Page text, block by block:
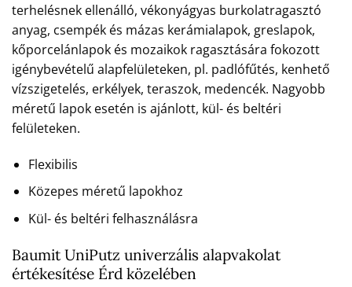
terhelésnek ellenálló, vékonyágyas burkolatragasztó
anyag, csempék és mázas kerámialapok, greslapok,
kőporcelánlapok és mozaikok ragasztására fokozott
igénybevételű alapfelületeken, pl. padlófűtés, kenhető
vízszigetelés, erkélyek, teraszok, medencék. Nagyobb
méretű lapok esetén is ajánlott, kül- és beltéri
felületeken.
Flexibilis
Közepes méretű lapokhoz
Kül- és beltéri felhasználásra
Baumit UniPutz univerzális alapvakolat
értékesítése Érd közelében